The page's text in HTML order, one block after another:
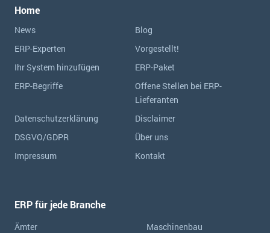
Home
News
Blog
ERP-Experten
Vorgestellt!
Ihr System hinzufügen
ERP-Paket
ERP-Begriffe
Offene Stellen bei ERP-
Lieferanten
Datenschutzerklärung
Disclaimer
DSGVO/GDPR
Über uns
Impressum
Kontakt
ERP für jede Branche
Ämter
Maschinenbau